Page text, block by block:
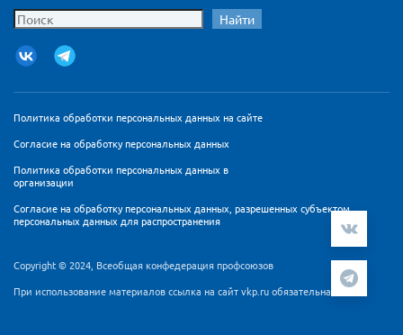
Найти
Политика обработки персональных данных на сайте
Согласие на обработку персональных данных
Политика обработки персональных данных в
организации
Согласие на обработку персональных данных, разрешенных субъектом
персональных данных для распространения
Copyright © 2024, Всеобщая конфедерация профсоюзов
При использование материалов ссылка на сайт vkp.ru обязательна